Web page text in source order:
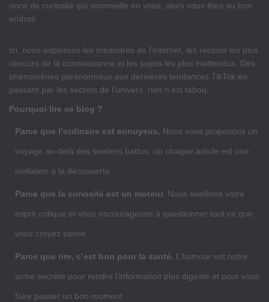
once de curiosité qui sommeille en vous, alors vous êtes au bon
endroit.
Ici, nous explorons les méandres de l’internet, les recoins les plus
obscurs de la connaissance et les sujets les plus inattendus. Des
phénomènes paranormaux aux dernières tendances TikTok en
passant par les secrets de l’univers, rien n’est tabou.
Pourquoi lire ce blog ?
Parce que l’ordinaire est ennuyeux. Nous vous proposons un
voyage au-delà des sentiers battus, où chaque article est une
invitation à la découverte.
Parce que la curiosité est un moteur. Nous éveillons votre
esprit critique et vous encourageons à questionner tout ce que
vous croyez savoir.
Parce que rire, c’est bon pour la santé. L’humour est notre
arme secrète pour rendre l’information plus digeste et pour vous
faire passer un bon moment.